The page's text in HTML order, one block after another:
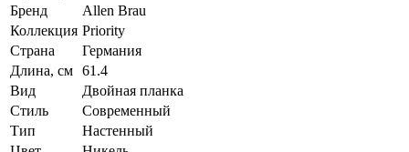
Бренд
Allen Brau
Коллекция Priority
Страна
Германия
Длина, см 61.4
Вид
Двойная планка
Стиль
Современный
Тип
Настенный